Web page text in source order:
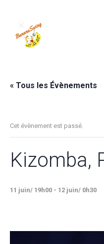
« Tous les Évènements
Cet évènement est passé.
Kizomba,
11 juin/ 19h00 - 12 juin/ 0h30